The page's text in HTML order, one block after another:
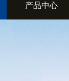
产品中心